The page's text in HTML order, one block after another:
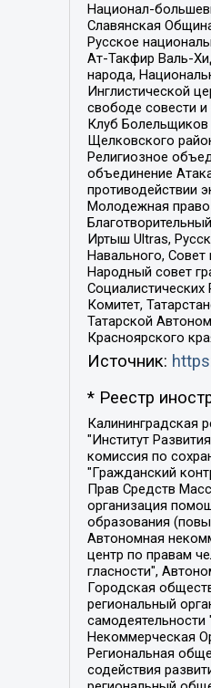
Национал-
Славянская
Русское
Ат-Такфир Валь-
народа,
Инглистической
свободе совести
Клуб Болельщиков
Щелковского
Религиозное
объединение
противодействии
Молодежная
Иртыш Ultras,
Навального,
Народный совет
Комитет,
Татарской
Красноярского
Источник:
* Реестр
Калининградская региональная общественная организация "Экозащита!-Женсовет", Фонд содействия защите прав и свобод граждан "Общественный вердикт", Фонд "Институт Развития Свободы Информации", Частное учреждение "Информационное агентство МЕМО. РУ", Региональная общественная организация "Общественная комиссия по сохранению наследия академика Сахарова", Фонд поддержки свободы прессы, Санкт-Петербургская общественная правозащитная организация "Гражданский контроль", Межрегиональная общественная организация "Информационно-просветительский центр "Мемориал", Региональный Фонд "Центр Защиты Прав Средств Массовой Информации", с 05.12.2023 Фонд "Центр Защиты Прав Средств массовой информации", Региональная общественная благотворительная организация помощи беженцам и мигрантам "Гражданское содействие", Негосударственное образовательное учреждение дополнительного профессионального образования (повышение квалификации) специалистов "АКАДЕМИЯ ПО ПРАВАМ ЧЕЛОВЕКА", Свердловская региональная общественная организация "Сутяжник", Автономная некоммерческая организация "Центр независимых социологических